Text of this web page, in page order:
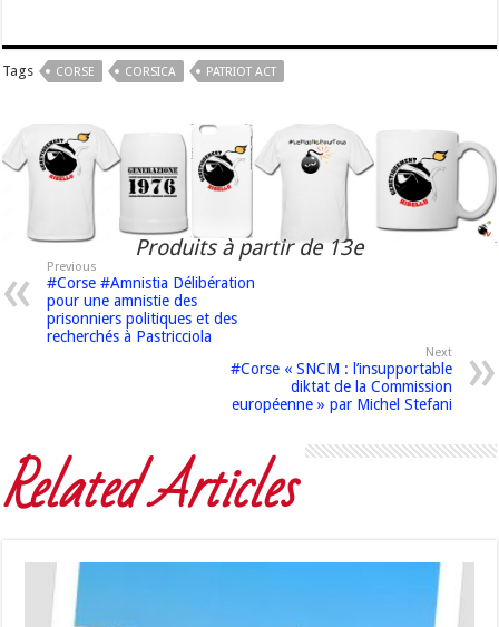
Tags CORSE CORSICA PATRIOT ACT
Produits à partir de 13e
Previous
#Corse #Amnistia Délibération
pour une amnistie des
prisonniers politiques et des
recherchés à Pastricciola
Next
#Corse « SNCM : l’insupportable
diktat de la Commission
européenne » par Michel Stefani
Related Articles